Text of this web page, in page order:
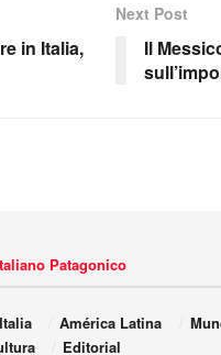
in Italia,
Next Post
Il
Patagonico
Italia América Latina
Editorial